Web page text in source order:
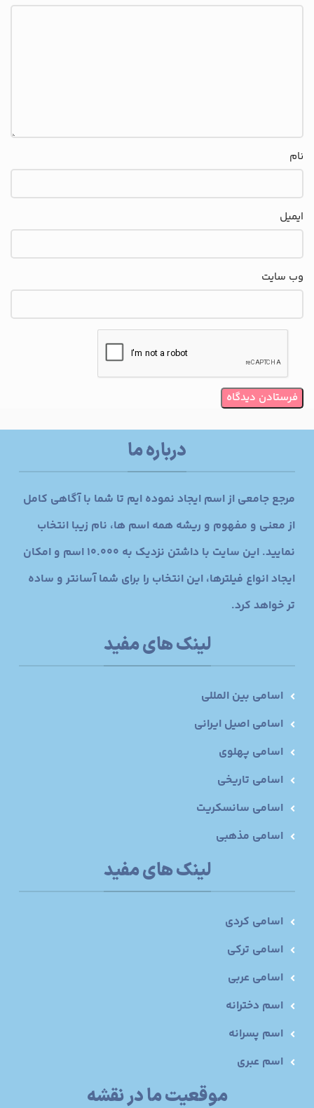
نام
ایمیل
وب‌ سایت
درباره ما
مرجع جامعی از اسم ایجاد نموده ایم تا شما با آگاهی کامل
از معنی و مفهوم و ریشه همه اسم ها، نام زیبا انتخاب
نمایید. این سایت با داشتن نزدیک به 10.000 اسم و امکان
ایجاد انواع فیلترها، این انتخاب را برای شما آسانتر و ساده
تر خواهد کرد.
لینک های مفید
اسامی بین المللی
اسامی اصیل ایرانی
اسامی پهلوی
اسامی تاریخی
اسامی سانسکریت
اسامی مذهبی
لینک های مفید
اسامی کردی
اسامی ترکی
اسامی عربی
اسم دخترانه
اسم پسرانه
اسم عبری
موقعیت ما در نقشه